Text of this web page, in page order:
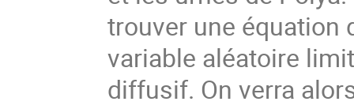
trouver une équation
variable aléatoire
diffusif. On verra